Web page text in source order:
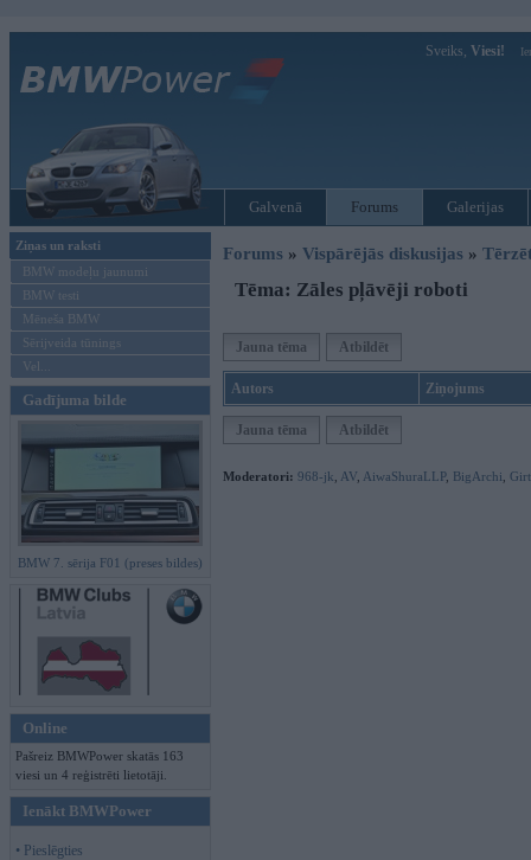
Sveiks, Viesi!
Galvenā Forums Galerijas
Ziņas un raksti
BMW modeļu jaunumi
BMW testi
Mēneša BMW
Sērijveida tūnings
Vel...
Gadījuma bilde
BMW 7. sērija F01 (preses bildes)
Online
Pašreiz BMWPower skatās 163
viesi un 4 reģistrēti lietotāji.
Ienākt BMWPower
• Pieslēgties
Forums » Vispārējās diskusijas »
Tēma: Zāles pļāvēji roboti
Jauna tēma Atbildēt
Autors Ziņojums
Jauna tēma Atbildēt
Moderatori: 968-jk AV AiwaShuraLLP, BigArchi